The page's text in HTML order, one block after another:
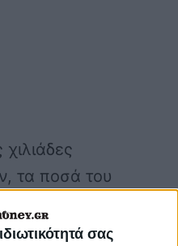
σας
τα ποσά του
να
που